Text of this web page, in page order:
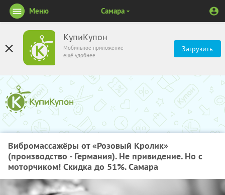
КупиКупон
Мобильное приложение
ещё удобнее
Загрузить
Меню Самара
Вибромассажёры от «Розовый Кролик»
(производство - Германия). Не привидение. Но с
моторчиком! Скидка до 51%. Самара